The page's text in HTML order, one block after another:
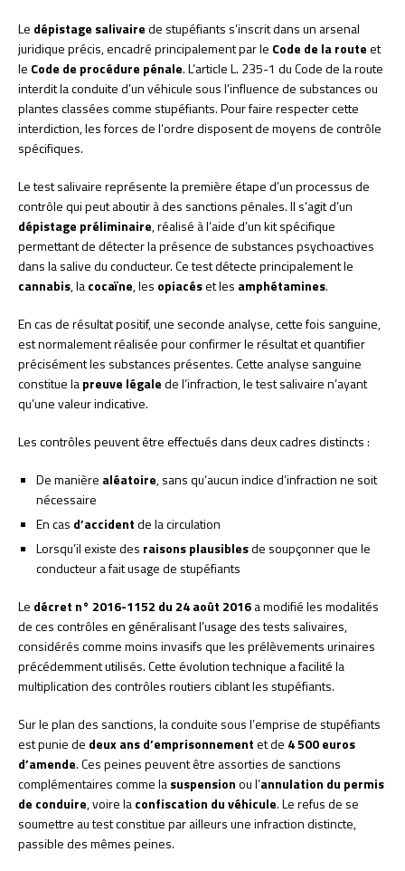
Le dépistage salivairede stupéfiants s’inscrit dans un arsenal
juridique précis, encadré principalement par le Code de la routeet
le Code de procédure pénale. L’article L. 235-1 du Code de la route
interdit la conduite d’un véhicule sous l’influence de substances ou
plantes classées comme stupéfiants. Pour faire respecter cette
interdiction, les forces de l’ordre disposent de moyens de contrôle
spécifiques.
Le test salivaire représente la première étape d’un processus de
contrôle qui peut aboutir à des sanctions pénales. Il s’agit d’un
dépistage préliminaire, réalisé à l’aide d’un kit spécifique
permettant de détecter la présence de substances psychoactives
dans la salive du conducteur. Ce test détecte principalement le
cannabis, lacocaïne, les opiacéset les amphétamines.
En cas de résultat positif, une seconde analyse, cette fois sanguine,
est normalement réalisée pour confirmer le résultat et quantifier
précisément les substances présentes. Cette analyse sanguine
constitue lapreuve légalede l’infraction, le test salivaire n’ayant
qu’une valeur indicative.
Les contrôles peuvent être effectués dans deux cadres distincts :
De manière aléatoire, sans qu’aucun indice d’infraction ne soit
nécessaire
En cas d’accidentde la circulation
Lorsqu’il existe des raisons plausiblesde soupçonner que le
conducteur a fait usage de stupéfiants
Le décret n° 2016-1152 du 24 août 2016a modifié les modalités
de ces contrôles en généralisant l’usage des tests salivaires,
considérés comme moins invasifs que les prélèvements urinaires
précédemment utilisés. Cette évolution technique a facilité la
multiplication des contrôles routiers ciblant les stupéfiants.
Sur le plan des sanctions, la conduite sous l’emprise de stupéfiants
est punie de deux ans d’emprisonnementet de 4 500 euros
d’amende. Ces peines peuvent être assorties de sanctions
complémentaires comme lasuspensionou l’annulation du permis
de conduire, voire laconfiscation du véhicule. Le refus de se
soumettre au test constitue par ailleurs une infraction distincte,
passible des mêmes peines.